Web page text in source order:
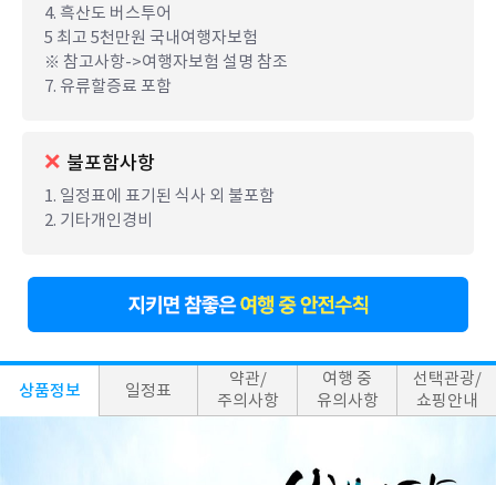
4. 흑산도 버스투어
5 최고 5천만원 국내여행자보험
※ 참고사항->여행자보험 설명 참조
7. 유류할증료 포함
불포함사항
1. 일정표에 표기된 식사 외 불포함
2. 기타개인경비
상품정보 일정표
약관/
주의사항
여행 중
유의사항
선택관광/
쇼핑안내